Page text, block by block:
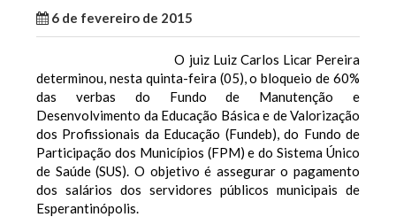
6 de fevereiro de 2015
O juiz Luiz Carlos Licar Pereira
determinou, nesta quinta-feira (05), o bloqueio de 60%
das verbas do Fundo de Manutenção e
Desenvolvimento da Educação Básica e de Valorização
dos Profissionais da Educação (Fundeb), do Fundo de
Participação dos Municípios (FPM) e do Sistema Único
de Saúde (SUS). O objetivo é assegurar o pagamento
dos salários dos servidores públicos municipais de
Esperantinópolis.